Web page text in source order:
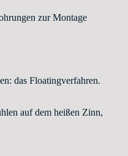
zur Montage
das Floatingverfahren.
auf dem heißen Zinn,